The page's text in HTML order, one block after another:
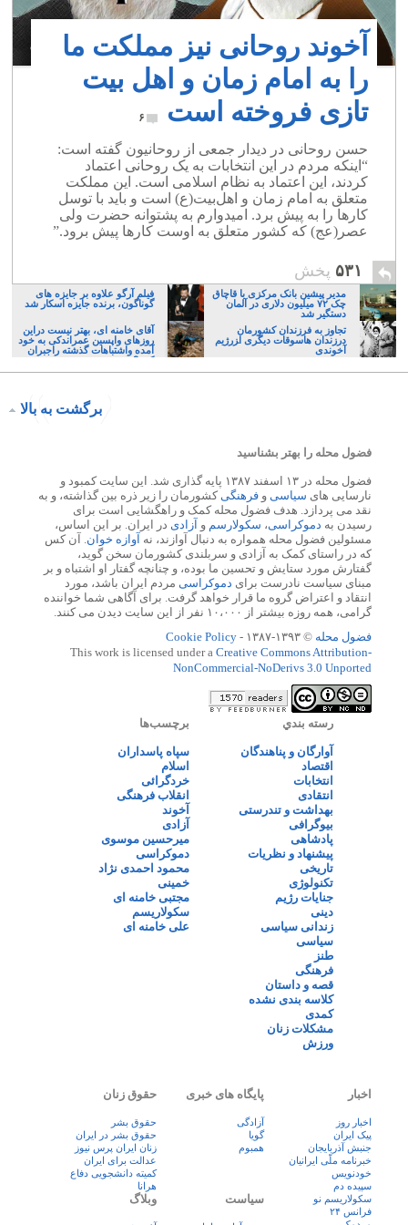
آخوند روحانی نیز مملکت ما
را به امام زمان و اهل بیت
تازی فروخته است
۶
حسن روحانی در دیدار جمعی از روحانیون گفته است:
“اینکه مردم در این انتخابات به یک روحانی اعتماد
کردند، این اعتماد به نظام اسلامی است. این مملکت
متعلق به امام زمان و اهل‌بیت(ع) است و باید با توسل
کارها را به پیش برد. امیدوارم به پشتوانه حضرت ولی
عصر(عج) که کشور متعلق به اوست کارها پیش برود.”
۵۳۱ پخش
مدیر پیشین بانک مرکزی با قاچاق
چک ۷۲ میلیون دلاری در آلمان
دستگیر شد
فیلم آرگو علاوه بر جایزه های
گوناگون، برنده جایزه اسکار شد
تجاوز به فرزندان کشورمان
درزندان هاسوقات دیگری ا‍زرژیم
آخوندی
آقای خامنه ای، بهتر نیست دراین
روزهای واپسین عمراندکی به خود
آمده واشتباهات گذشته راجبران
کنید؟
برگشت به بالا
فضول محله را بهتر بشناسید
فضول محله در ۱۳ اسفند ۱۳۸۷ پایه گذاری شد. این سایت کمبود و
نارسایی های سیاسی و فرهنگی کشورمان را زیر ذره بین گذاشته، و به
نقد می پردازد. هدف فضول محله کمک و راهگشایی است برای
رسیدن به دموکراسی، سکولارسم و آزادی در ایران. بر این اساس،
مسئولین فضول محله همواره به دنبال آوازند، نه آوازه خوان . آن کس
که در راستای کمک به آزادی و سربلندی کشورمان سخن گوید،
گفتارش مورد ستایش و تحسین ما بوده، و چنانچه گفتار او اشتباه و بر
مبنای سیاست نادرست برای دموکراسی مردم ایران باشد، مورد
انتقاد و اعتراض گروه ما قرار خواهد گرفت. برای آگاهی شما خواننده
گرامی، همه روزه بیشتر از ۱۰،۰۰۰ نفر از این سایت دیدن می کنند.
فضول محله © ۱۳۹۳-۱۳۸۷ -
Cookie Policy
This work is licensed under a Creative Commons Attribution-
NonCommercial-NoDerivs 3.0 Unported
رسته بندي
آوارگان و پناهندگان
اقتصاد
انتخابات
انتقادی
بهداشت و تندرستی
بیوگرافی
پادشاهی
پیشنهاد و نظریات
تاریخی
تکنولوژی
جنایات رژیم
دینی
زندانی سیاسی
سیاسی
طنز
فرهنگی
قصه و داستان
کلاسه بندی نشده
کمدی
مشکلات زنان
ورزش
برچسب‌ها
سپاه پاسداران
اسلام
خردگرائی
انقلاب فرهنگی
آخوند
آزادی
میرحسین موسوی
دموکراسی
محمود احمدی نژاد
خمینی
مجتبی خامنه ای
سکولاریسم
علی خامنه ای
اخبار
اخبار روز
پيک ايران
جنبش آذربایجان
خبرنامه ملّی ایرانیان
خودنویس
سپیده دم
سکولاریسم نو
فرانس ۲۴
پایگاه های خبری
آزادگی
گویا
همبوم
حقوق زنان
حقوق بشر
حقوق بشر در ایران
زنان ايران پرس نيوز
عدالت برای ایران
کمیته دانشجویی دفاع
هرانا
سیاست وبلاگ